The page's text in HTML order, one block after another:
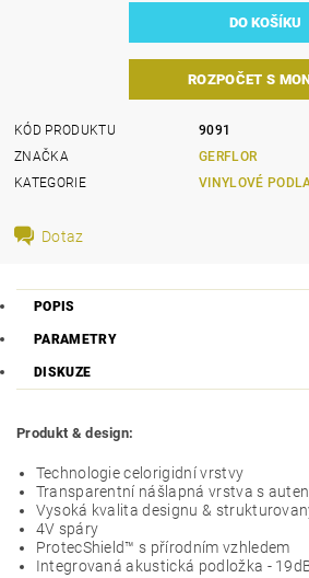
ROZPOČET S
KÓD PRODUKTU
9091
ZNAČKA
GERFLOR
KATEGORIE
VINYLOVÉ
Dotaz
POPIS
PARAMETRY
DISKUZE
Produkt & design:
Technologie celorigidní vrstvy
Transparentní nášlapná vrstva s
Vysoká kvalita designu &
4V spáry
ProtecShield™ s přírodním vzhledem
Integrovaná akustická podložka -